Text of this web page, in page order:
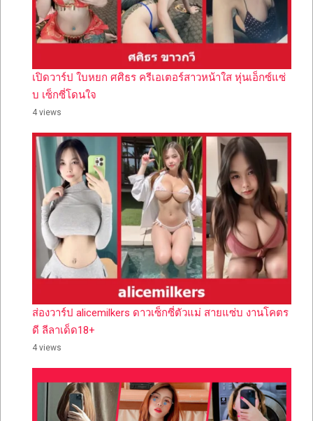
เปิดวาร์ป ใบหยก ศศิธร ครีเอเตอร์สาวหน้าใส หุ่นเอ็กซ์แซ่
บ เซ็กซี่โดนใจ
4 views
ส่องวาร์ป alicemilkers ดาวเซ็กซี่ตัวแม่ สายแซ่บ งานโคตร
ดี ลีลาเด็ด18+
4 views